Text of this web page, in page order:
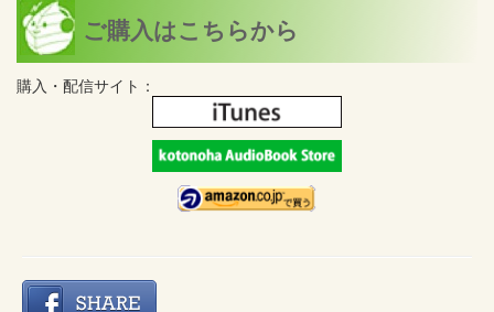
ご購入はこちらから
購入・配信サイト：